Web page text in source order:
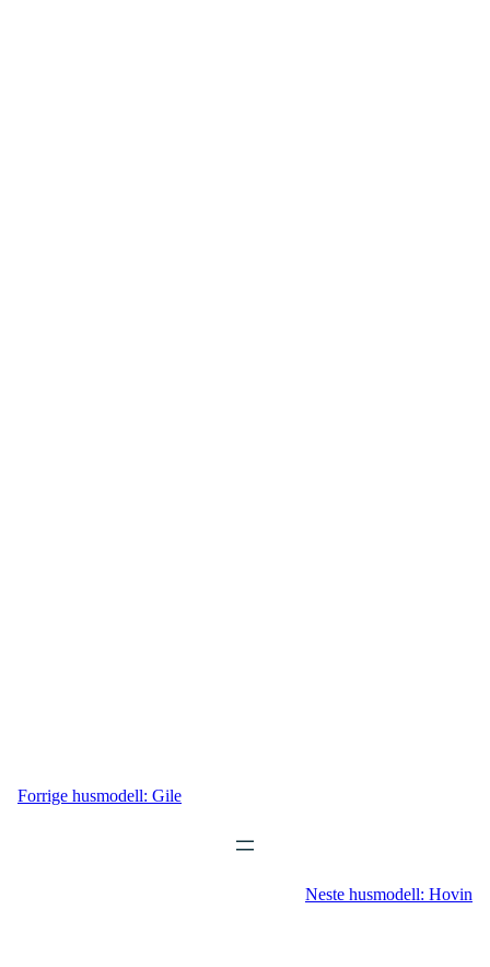
Forrige husmodell: Gile
Neste husmodell: Hovin